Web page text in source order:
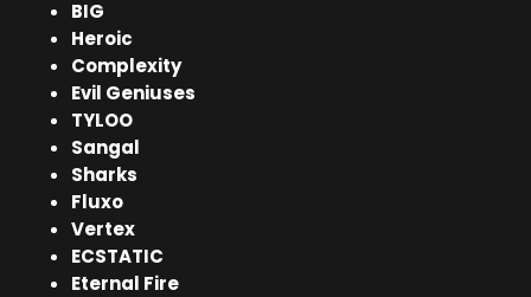
BIG
Heroic
Complexity
Evil Geniuses
TYLOO
Sangal
Sharks
Fluxo
Vertex
ECSTATIC
Eternal Fire